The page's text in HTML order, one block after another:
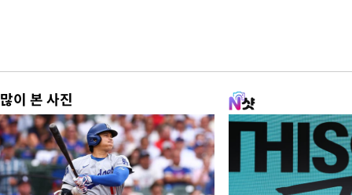
많이 본 사진